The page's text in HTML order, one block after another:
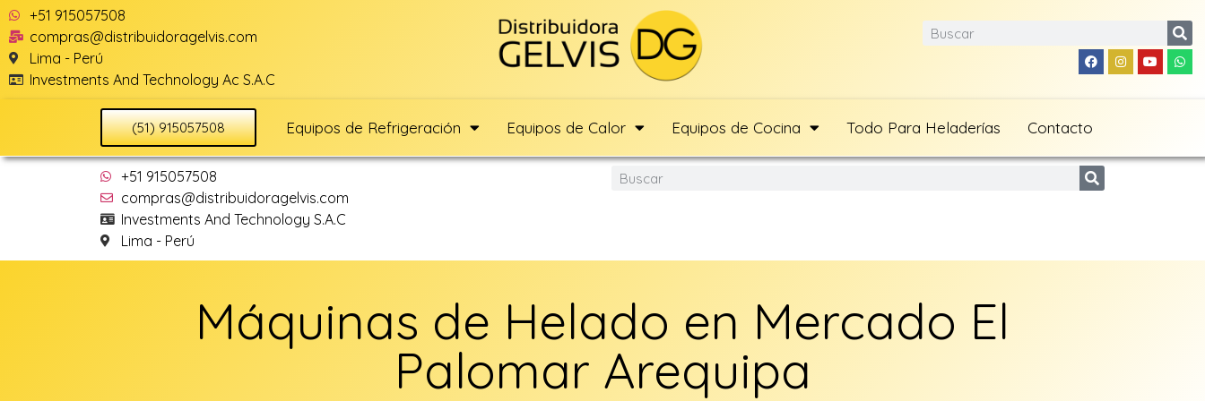
+51 915057508
compras@distribuidoragelvis.com
Lima - Perú
Investments And Technology Ac S.A.C
(51) 915057508 Equipos de Refrigeración Equipos de Calor Equipos de Cocina Todo Para Heladerías Contacto
+51 915057508
compras@distribuidoragelvis.com
Investments And Technology S.A.C
Lima - Perú
Máquinas de Helado en Mercado El
Palomar Arequipa